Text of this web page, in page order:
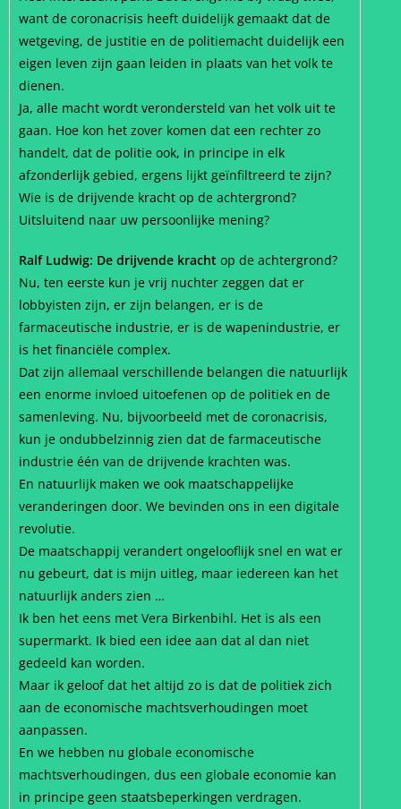
want de coronacrisis heeft duidelijk gemaakt dat de
wetgeving, de justitie en de politiemacht duidelijk een
eigen leven zijn gaan leiden in plaats van het volk te
dienen.
Ja, alle macht wordt verondersteld van het volk uit te
gaan. Hoe kon het zover komen dat een rechter zo
handelt, dat de politie ook, in principe in elk
afzonderlijk gebied, ergens lijkt geïnfiltreerd te zijn?
Wie is de drijvende kracht op de achtergrond?
Uitsluitend naar uw persoonlijke mening?
Ralf Ludwig: De drijvende kracht op de achtergrond?
Nu, ten eerste kun je vrij nuchter zeggen dat er
lobbyisten zijn, er zijn belangen, er is de
farmaceutische industrie, er is de wapenindustrie, er
is het financiële complex.
Dat zijn allemaal verschillende belangen die natuurlijk
een enorme invloed uitoefenen op de politiek en de
samenleving. Nu, bijvoorbeeld met de coronacrisis,
kun je ondubbelzinnig zien dat de farmaceutische
industrie één van de drijvende krachten was.
En natuurlijk maken we ook maatschappelijke
veranderingen door. We bevinden ons in een digitale
revolutie.
De maatschappij verandert ongelooflijk snel en wat er
nu gebeurt, dat is mijn uitleg, maar iedereen kan het
natuurlijk anders zien …
Ik ben het eens met Vera Birkenbihl. Het is als een
supermarkt. Ik bied een idee aan dat al dan niet
gedeeld kan worden.
Maar ik geloof dat het altijd zo is dat de politiek zich
aan de economische machtsverhoudingen moet
aanpassen.
En we hebben nu globale economische
machtsverhoudingen, dus een globale economie kan
in principe geen staatsbeperkingen verdragen.